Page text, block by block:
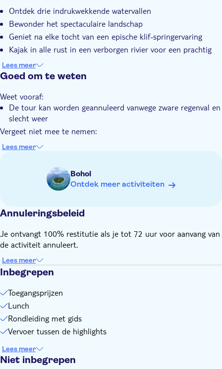
zonsondergang.
Tour met gids
Ontdek drie indrukwekkende watervallen
Bewonder het spectaculaire landschap
Geniet na elke tocht van een epische klif-springervaring
Kajak in alle rust in een verborgen rivier voor een prachtig
Lees meer
Goed om te weten
Weet vooraf:
De tour kan worden geannuleerd vanwege zware regenval en
slecht weer
Vergeet niet mee te nemen:
muggenspray, reservekleding
Lees meer
Bohol
Ontdek meer activiteiten
Annuleringsbeleid
Je ontvangt 100% restitutie als je tot 72 uur voor aanvang van
de activiteit annuleert.
Lees meer
Inbegrepen
Toegangsprijzen
Lunch
Rondleiding met gids
Vervoer tussen de highlights
Lees meer
Niet inbegrepen